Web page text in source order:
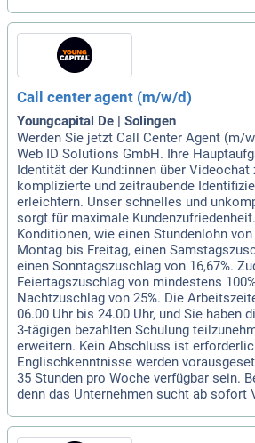
Call center agent (m/w/d)
Youngcapital De | Solingen
Werden Sie jetzt Call Center Agent (m/
Web ID Solutions GmbH. Ihre
Identität der Kund:innen über Videochat
komplizierte und zeitraubende
erleichtern. Unser schnelles und
sorgt für maximale
Konditionen, wie einen Stundenlohn
Montag bis Freitag, einen
einen Sonntagszuschlag von 16,67%.
Feiertagszuschlag von mindestens
Nachtzuschlag von 25%. Die
06.00 Uhr bis 24.00 Uhr, und Sie haben
3-tägigen bezahlten Schulung
erweitern. Kein Abschluss ist
Englischkenntnisse werden
35 Stunden pro Woche verfügbar sein.
denn das Unternehmen sucht ab sofort